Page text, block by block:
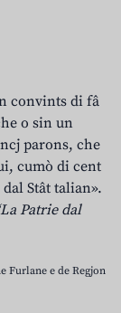
convints di fâ
o sin un
parons, che
cumò di cent
Stât talian».
Patrie dal
Furlane e de Regjon